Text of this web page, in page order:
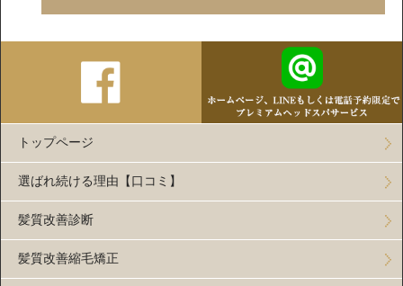
トップページ
選ばれ続ける理由【口コミ】
髪質改善診断
髪質改善縮毛矯正